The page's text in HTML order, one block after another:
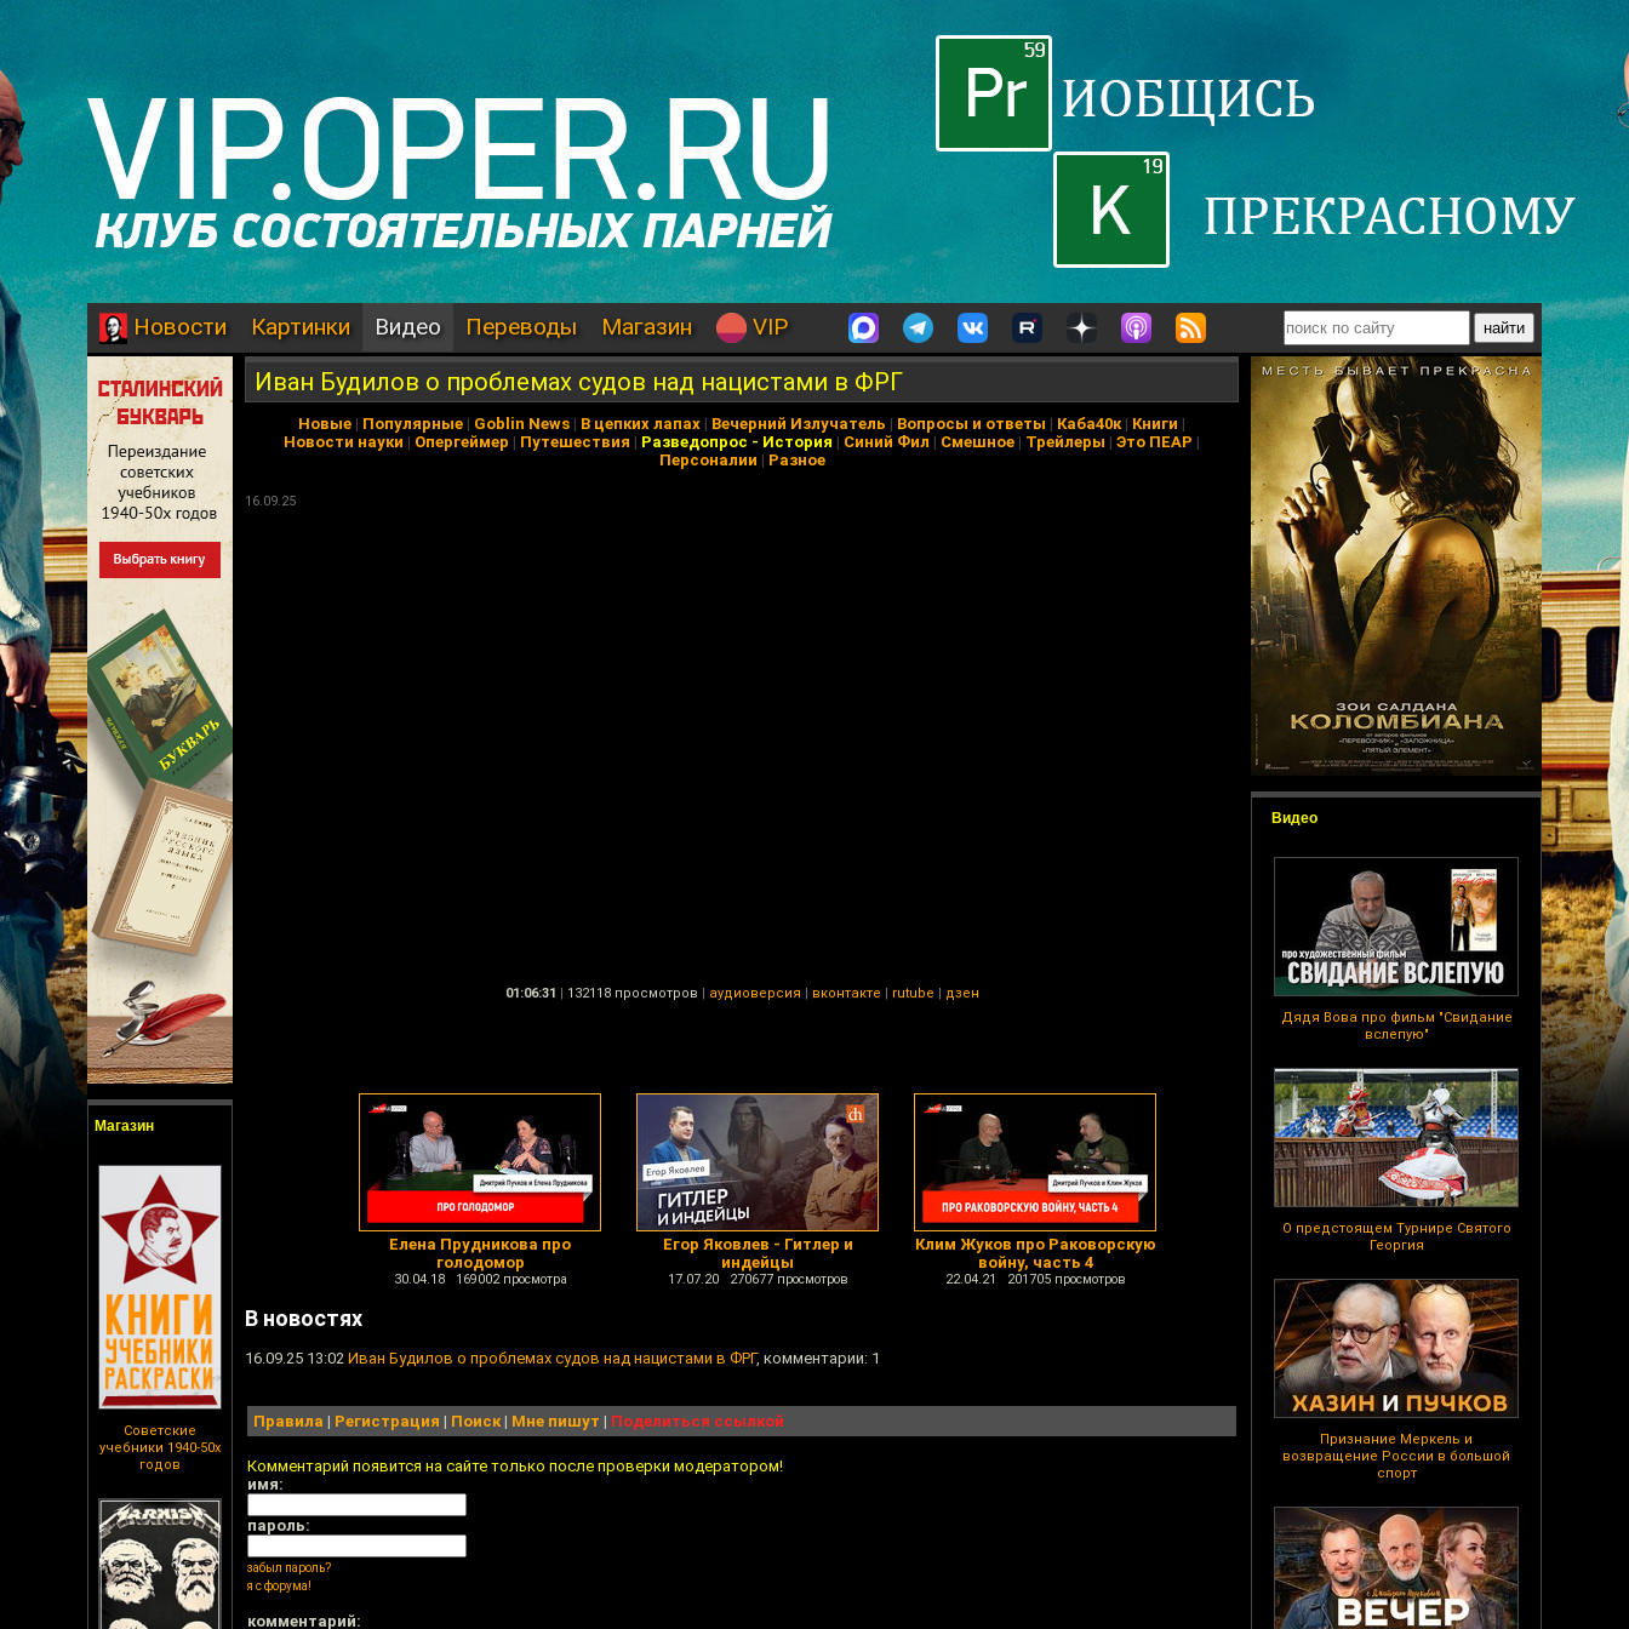
Новости Картинки Видео Переводы Магазин VIP
Магазин
Советские
учебники 1940-50х
годов
Видео
Дядя Вова про фильм "Свидание
вслепую"
О предстоящем Турнире Святого
Георгия
Признание Меркель и
возвращение России в большой
спорт
Иван Будилов о проблемах судов над нацистами в ФРГ
Новые | Популярные | Goblin News | В цепких лапах | Вечерний Излучатель | Вопросы и ответы | Каба40к| Книги |
Новости науки | Опергеймер | Путешествия | Разведопрос - История | Синий Фил | Смешное | Трейлеры | Это ПЕАР |
Персоналии | Разное
16.09.25
01:06:31 | 132118 просмотров | аудиоверсия | вконтакте | rutube | дзен
Елена Прудникова про
голодомор
30.04.18 169002 просмотра
Егор Яковлев - Гитлер и
индейцы
17.07.20 270677 просмотров
Клим Жуков про Раковорскую
войну, часть 4
22.04.21 201705 просмотров
В новостях
16.09.25 13:02 Иван Будилов о проблемах судов над нацистами в ФРГ, комментарии: 1
Правила | Регистрация | Поиск| Мне пишут | Поделиться ссылкой
Комментарий появится на сайте только после проверки модератором!
имя:
пароль:
забыл пароль?
я с форума!
комментарий: